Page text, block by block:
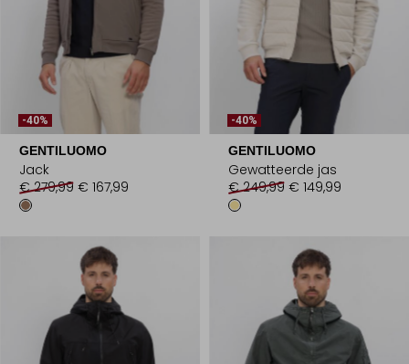
-40%
GENTILUOMO
Jack
€ 279,99 € 167,99
-40%
GENTILUOMO
Gewatteerde jas
€ 249,99 € 149,99